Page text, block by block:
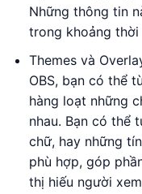
Những thông tin
trong khoảng
Themes và
OBS, bạn có thể
hàng loạt những
nhau. Bạn có thể
chữ, hay những
phù hợp, góp
thị hiếu người